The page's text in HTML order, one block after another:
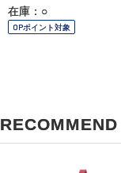
在庫：○
OPポイント対象
RECOMMEND